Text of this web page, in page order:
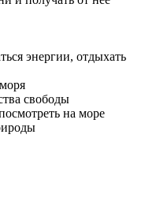
энергии, отдыхать
свободы
на море